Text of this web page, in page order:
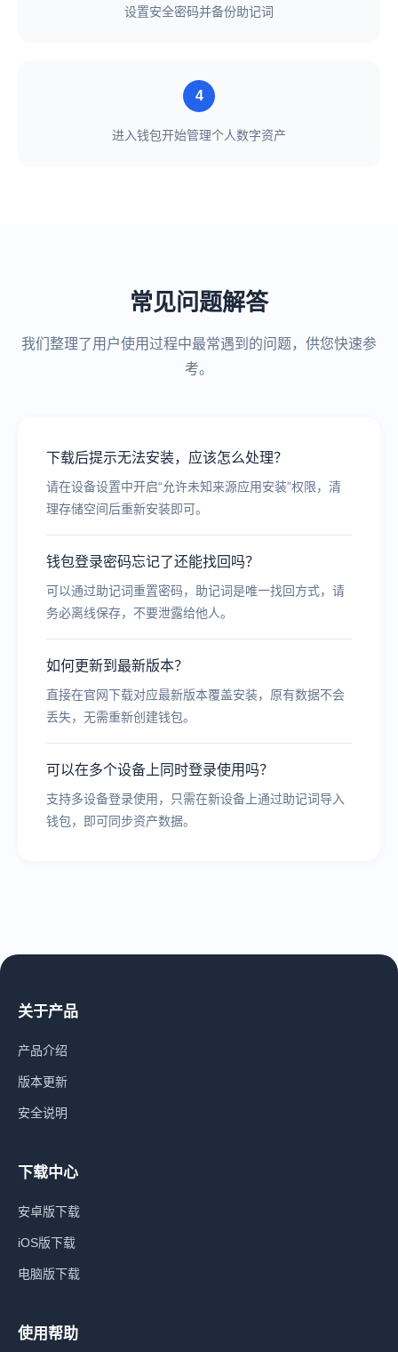
设置安全密码并备份助记词
4
进入钱包开始管理个人数字资产
常见问题解答
我们整理了用户使用过程中最常遇到的问题，供您快速参
考。
下载后提示无法安装，应该怎么处理？
请在设备设置中开启“允许未知来源应用安装”权限，清
理存储空间后重新安装即可。
钱包登录密码忘记了还能找回吗？
可以通过助记词重置密码，助记词是唯一找回方式，请
务必离线保存，不要泄露给他人。
如何更新到最新版本？
直接在官网下载对应最新版本覆盖安装，原有数据不会
丢失，无需重新创建钱包。
可以在多个设备上同时登录使用吗？
支持多设备登录使用，只需在新设备上通过助记词导入
钱包，即可同步资产数据。
关于产品
产品介绍
版本更新
安全说明
下载中心
安卓版下载
iOS版下载
电脑版下载
使用帮助